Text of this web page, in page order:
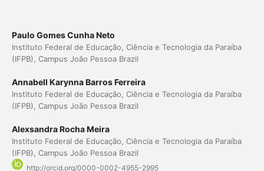
Paulo Gomes Cunha Neto
Instituto Federal de Educação, Ciência e Tecnologia da Paraíba
(IFPB), Campus João Pessoa Brazil
Annabell Karynna Barros Ferreira
Instituto Federal de Educação, Ciência e Tecnologia da Paraíba
(IFPB), Campus João Pessoa Brazil
Alexsandra Rocha Meira
Instituto Federal de Educação, Ciência e Tecnologia da Paraíba
(IFPB), Campus João Pessoa Brazil
http://orcid.org/0000-0002-4955-2995